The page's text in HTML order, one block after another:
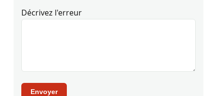
Décrivez l'erreur
Envoyer